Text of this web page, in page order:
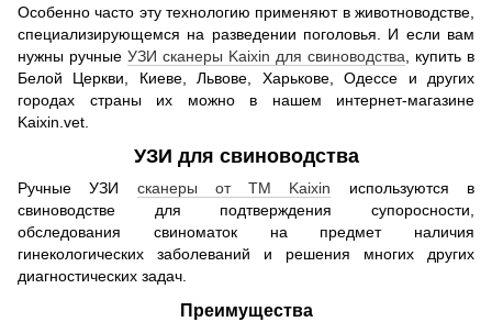
Особенно часто эту технологию применяют в животноводстве,
специализирующемся на разведении поголовья. И если вам
нужны ручные УЗИ сканеры Kaixin для свиноводства , купить в
Белой Церкви, Киеве, Львове, Харькове, Одессе и других
городах страны их можно в нашем интернет-магазине
Kaixin.vet.
УЗИ для свиноводства
Ручные УЗИ сканеры от ТМ Kaixin используются в
свиноводстве для подтверждения супоросности,
обследования свиноматок на предмет наличия
гинекологических заболеваний и решения многих других
диагностических задач.
Преимущества